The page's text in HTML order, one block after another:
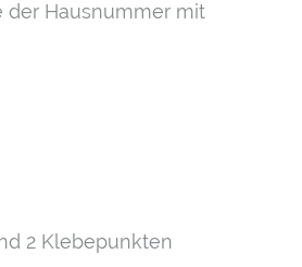
der Hausnummer mit
2 Klebepunkten